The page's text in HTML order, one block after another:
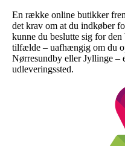
En række online butikker
det krav om at du indkøber
kunne du beslutte sig for
tilfælde – uafhængig om du
Nørresundby eller Jyllinge –
udleveringssted.